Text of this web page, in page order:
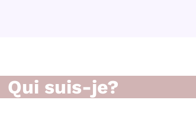
Qui suis-je?